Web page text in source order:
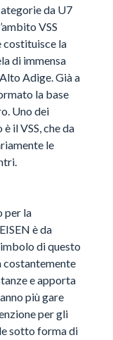
da U7
VSS
costituisce la
di immensa
Adige. Già a
la base
Uno dei
il VSS, che da
le
per la
è da
di questo
costantemente
e apporta
più gare
per gli
sotto forma di